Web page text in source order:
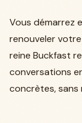
Vous démarrez
renouveler
reine Buckfast
conversations
concrètes, sans